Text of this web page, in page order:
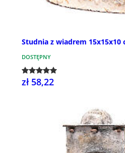
Studnia z wiadrem
DOSTĘPNY
zł 58,22